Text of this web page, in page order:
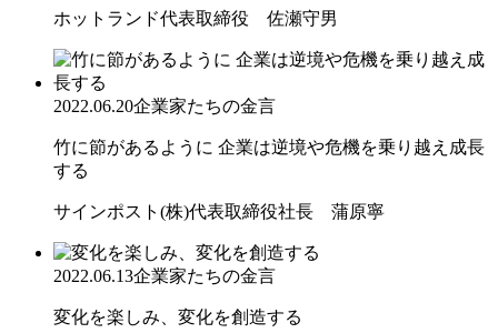
ホットランド代表取締役 佐瀬守男
2022.06.20企業家たちの金言
竹に節があるように 企業は逆境や危機を乗り越え成長
する
サインポスト(株)代表取締役社長 蒲原寧
2022.06.13企業家たちの金言
変化を楽しみ、変化を創造する